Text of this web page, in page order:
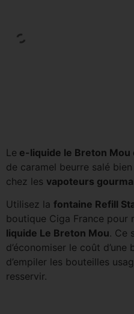
Le e-liquide le Breton Mou
de caramel beurre salé
chez les vapoteurs
Utilisez la fontaine Refill
boutique Ciga France pour
liquide Le Breton Mou. Ce
d’économiser le coût
d’empiler les bouteilles
resservir.